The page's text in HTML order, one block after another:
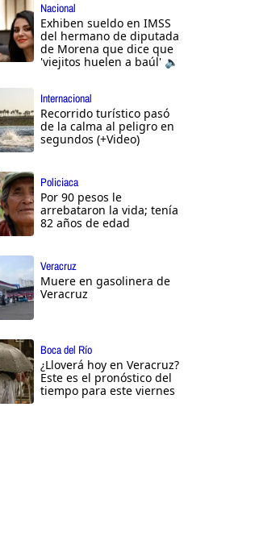
Nacional
Exhiben sueldo en IMSS
del hermano de diputada
de Morena que dice que
'viejitos huelen a baúl' 🔈
Internacional
Recorrido turístico pasó
de la calma al peligro en
segundos (+Video)
Policiaca
Por 90 pesos le
arrebataron la vida; tenía
82 años de edad
Veracruz
Muere en gasolinera de
Veracruz
Boca del Río
¿Lloverá hoy en Veracruz?
Este es el pronóstico del
tiempo para este viernes